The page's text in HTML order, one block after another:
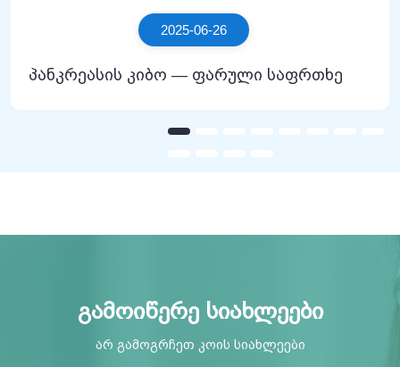
2025-06-26
პანკრეასის კიბო — ფარული საფრთხე
გამოიწერე სიახლეები
არ გამოგრჩეთ კოის სიახლეები